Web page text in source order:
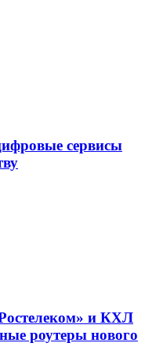
сервисы
и КХЛ
роутеры нового